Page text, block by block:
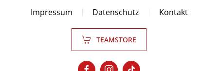
Impressum Datenschutz Kontakt
TEAMSTORE